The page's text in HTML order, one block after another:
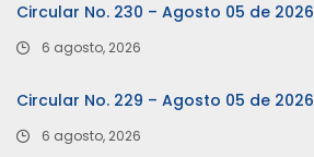
Circular No. 230 – Agosto 05 de 2026
6 agosto, 2026
Circular No. 229 – Agosto 05 de 2026
6 agosto, 2026